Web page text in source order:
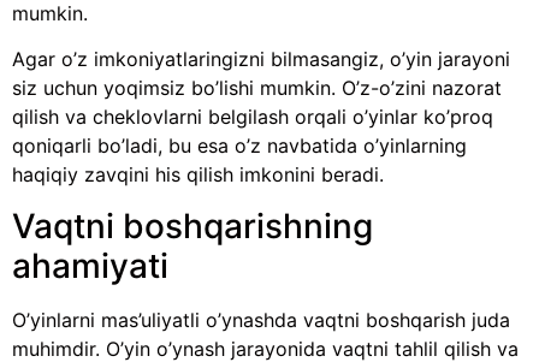
mumkin.
Agar o’z imkoniyatlaringizni bilmasangiz, o’yin jarayoni
siz uchun yoqimsiz bo’lishi mumkin. O’z-o’zini nazorat
qilish va cheklovlarni belgilash orqali o’yinlar ko’proq
qoniqarli bo’ladi, bu esa o’z navbatida o’yinlarning
haqiqiy zavqini his qilish imkonini beradi.
Vaqtni boshqarishning
ahamiyati
O’yinlarni mas’uliyatli o’ynashda vaqtni boshqarish juda
muhimdir. O’yin o’ynash jarayonida vaqtni tahlil qilish va